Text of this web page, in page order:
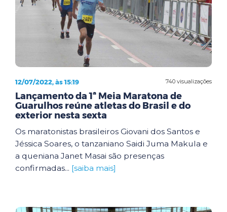
740 visualizações
12/07/2022, às 15:19
Lançamento da 1ª Meia Maratona de
Guarulhos reúne atletas do Brasil e do
exterior nesta sexta
Os maratonistas brasileiros Giovani dos Santos e
Jéssica Soares, o tanzaniano Saidi Juma Makula e
a queniana Janet Masai são presenças
confirmadas... [saiba mais]